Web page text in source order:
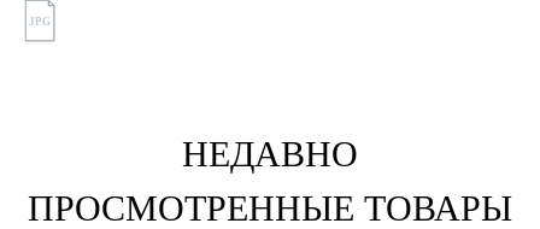
JPG
НЕДАВНО
ПРОСМОТРЕННЫЕ ТОВАРЫ